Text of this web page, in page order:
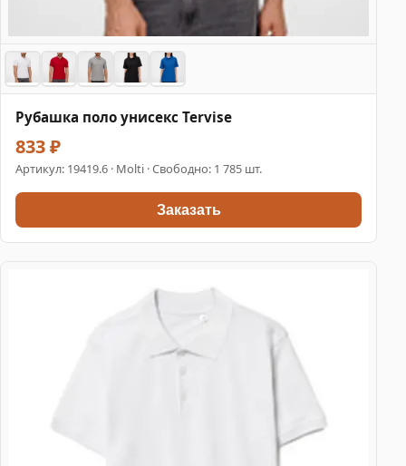
Рубашка поло унисекс Tervise
833 ₽
Артикул: 19419.6 · Molti · Свободно: 1 785 шт.
Заказать